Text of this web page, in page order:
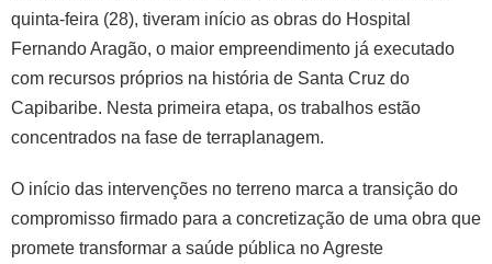
quinta-feira (28), tiveram início as obras do Hospital
Fernando Aragão, o maior empreendimento já executado
com recursos próprios na história de Santa Cruz do
Capibaribe. Nesta primeira etapa, os trabalhos estão
concentrados na fase de terraplanagem.
O início das intervenções no terreno marca a transição do
compromisso firmado para a concretização de uma obra que
promete transformar a saúde pública no Agreste